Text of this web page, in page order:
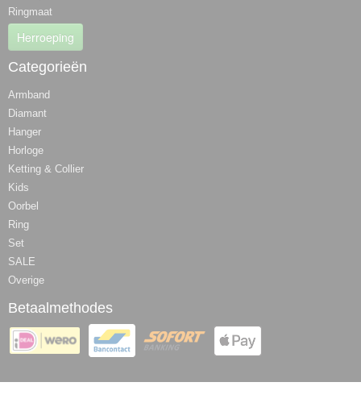
Ringmaat
Herroeping
Categorieën
Armband
Diamant
Hanger
Horloge
Ketting & Collier
Kids
Oorbel
Ring
Set
SALE
Overige
Betaalmethodes